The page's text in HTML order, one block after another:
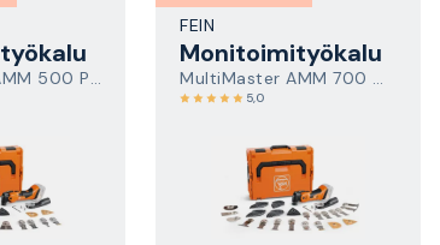
MultiMaster AMM 500 Plus Top AS
FEIN
Monitoimityökalu
MultiMaster AMM 700 Max Top AS
5,0